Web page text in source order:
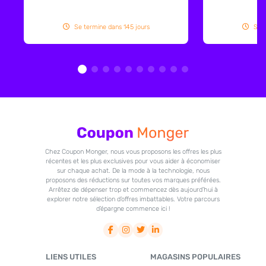
Se termine dans 145 jours Se
Chez Coupon Monger, nous vous proposons les offres les plus
récentes et les plus exclusives pour vous aider à économiser
sur chaque achat. De la mode à la technologie, nous
proposons des réductions sur toutes vos marques préférées.
Arrêtez de dépenser trop et commencez dès aujourd’hui à
explorer notre sélection d’offres imbattables. Votre parcours
d’épargne commence ici !
LIENS UTILES MAGASINS POPULAIRES